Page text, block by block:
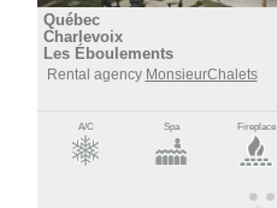
Québec
Charlevoix
Les Éboulements
Rental agency MonsieurChalets
A/C Spa Fireplace